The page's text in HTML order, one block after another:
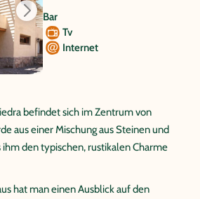
Bar
Tv
Internet
befindet sich im Zentrum von
aus einer Mischung aus Steinen und
den typischen, rustikalen Charme
hat man einen Ausblick auf den